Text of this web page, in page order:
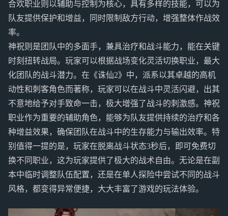
合欢职业则以辅助与控制为核心，具有多样的技能，可以为
队友提供保护和增益，同时限制敌方行动，增强整体作战效
率。
神祝则是团队中的多面手，兼具治疗和战斗能力，能在关键
时刻扭转战局。玩家可以根据战场变化灵活切换职业，最大
化团队的战斗潜力。在《诛仙2》中，派系以其卓越的高机
动性和刺客角色而著称，玩家可以在战斗中灵活闪避，出其
不意地给予对手致命一击，极大增强了战斗的刺激感。神祝
职业作为重要的辅助角色，能够为队友提供持续的治疗和各
种增益效果，确保团队在战斗中的生存能力与输出效率。特
别值得一提的是，玩家在脱离战斗状态3秒后，即可免费切
换不同职业，这为玩家提供了极大的战术自由。无论是在副
本中临时调整队伍配置，还是在单人探险中尝试不同的战斗
风格，都变得异常便捷，大大丰富了游戏的玩法体验。